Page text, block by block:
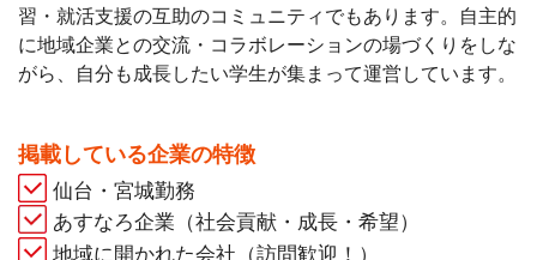
習・就活支援の互助のコミュニティでもあります。自主的
に地域企業との交流・コラボレーションの場づくりをしな
がら、自分も成長したい学生が集まって運営しています。
掲載している企業の特徴
仙台・宮城勤務
あすなろ企業（社会貢献・成長・希望）
地域に開かれた会社（訪問歓迎！）